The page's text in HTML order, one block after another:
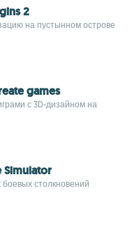
2
на пустынном острове
games
с 3D-дизайном на
Simulator
столкновений